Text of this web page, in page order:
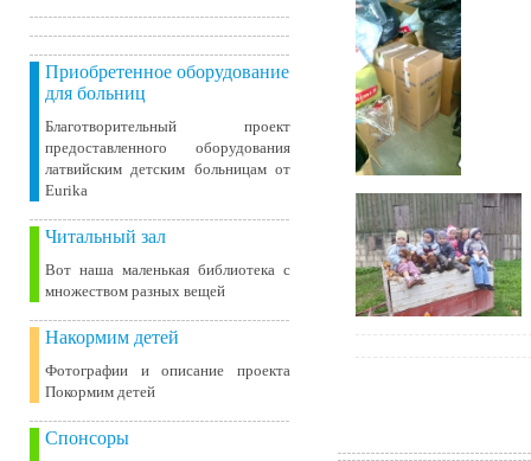
Приобретенное оборудование
для больниц
Благотворительный проект
предоставленного оборудования
латвийским детским больницам от
Eurika
Читальный зал
Вот наша маленькая библиотека c
множеством разных вещей
Накормим детей
Фотографии и описание проекта
Покормим детей
Спонсоры